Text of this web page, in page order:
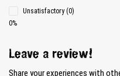
Unsatisfactory (0)
0%
Leave a review!
Share your experiences with